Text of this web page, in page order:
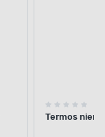
Termos